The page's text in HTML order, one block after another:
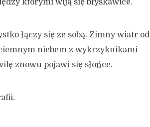
którymi wiją się błyskawice.
łączy się ze sobą. Zimny wiatr od
niebem z wykrzyknikami
znowu pojawi się słońce.